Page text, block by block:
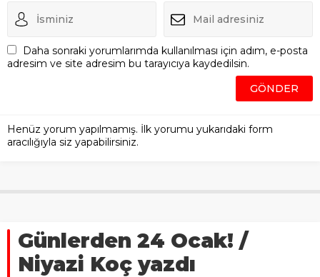
Daha sonraki yorumlarımda kullanılması için adım, e-posta
adresim ve site adresim bu tarayıcıya kaydedilsin.
Henüz yorum yapılmamış. İlk yorumu yukarıdaki form
aracılığıyla siz yapabilirsiniz.
Günlerden 24 Ocak! /
Niyazi Koç yazdı